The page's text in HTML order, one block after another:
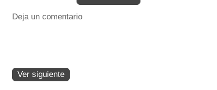
Deja un comentario
Ver siguiente